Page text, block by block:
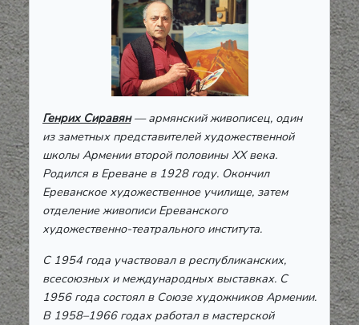
Генрих Сиравян— армянский живописец, один
из заметных представителей художественной
школы Армении второй половины XX века.
Родился в Ереване в 1928 году. Окончил
Ереванское художественное училище, затем
отделение живописи Ереванского
художественно-театрального института.
С 1954 года участвовал в республиканских,
всесоюзных и международных выставках. С
1956 года состоял в Союзе художников Армении.
В 1958–1966 годах работал в мастерской